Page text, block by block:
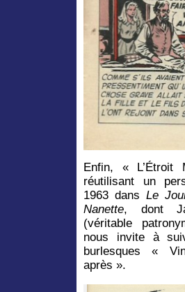
Enfin, « L’Étroit
réutilisant un
1963 dans Le
Nanette, dont
(véritable
nous invite à
burlesques «
après ».